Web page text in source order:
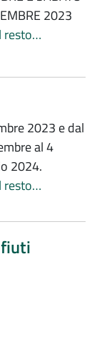
2023
resto…
2023 e dal
al 4
2024.
resto…